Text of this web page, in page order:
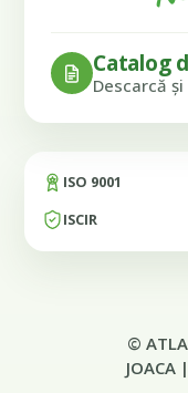
Catalog
Descarcă
ISO 9001
ISCIR
©
JOACA|